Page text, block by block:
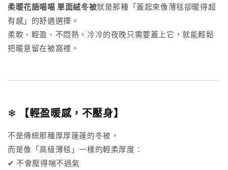
柔暖花語喵喵 單面絨冬被就是那種「蓋起來像薄毯卻暖得超
有感」的舒適選擇。
柔軟、輕盈、不悶熱，冷冷的夜晚只需要蓋上它，就能輕鬆
把暖意留在被窩裡。
❄ 【輕盈暖感，不壓身】
不是傳統那種厚厚蓬蓬的冬被，
而是像「高級薄毯」一樣的輕柔厚度：
✔ 不會壓得喘不過氣